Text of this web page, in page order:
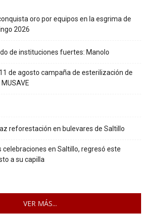
oro por equipos en la esgrima de
2026
de instituciones fuertes: Manolo
de agosto campaña de esterilización de
reforestación en bulevares de Saltillo
en Saltillo, regresó este
a su capilla
VER MÁS...